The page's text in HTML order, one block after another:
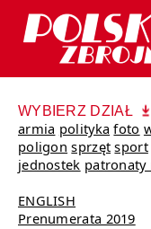
WYBIERZ DZIAŁ
armia polityka foto
poligon sprzęt sport
jednostek patronaty
ENGLISH
Prenumerata 2019